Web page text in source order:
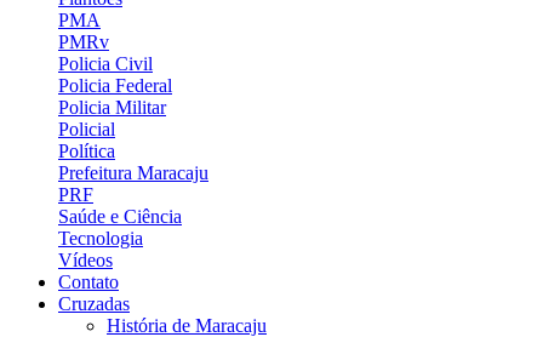
PMA
PMRv
Policia Civil
Policia Federal
Policia Militar
Policial
Política
Prefeitura Maracaju
PRF
Saúde e Ciência
Tecnologia
Vídeos
Contato
Cruzadas
História de Maracaju